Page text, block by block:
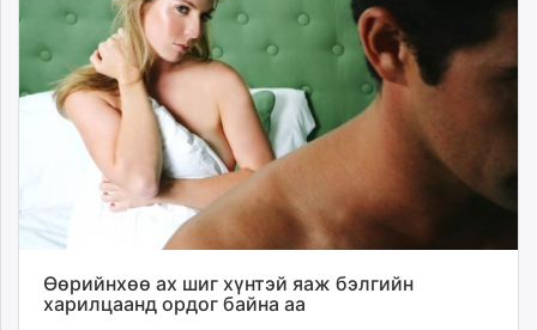
Өөрийнхөө ах шиг хүнтэй яаж бэлгийн
харилцаанд ордог байна аа